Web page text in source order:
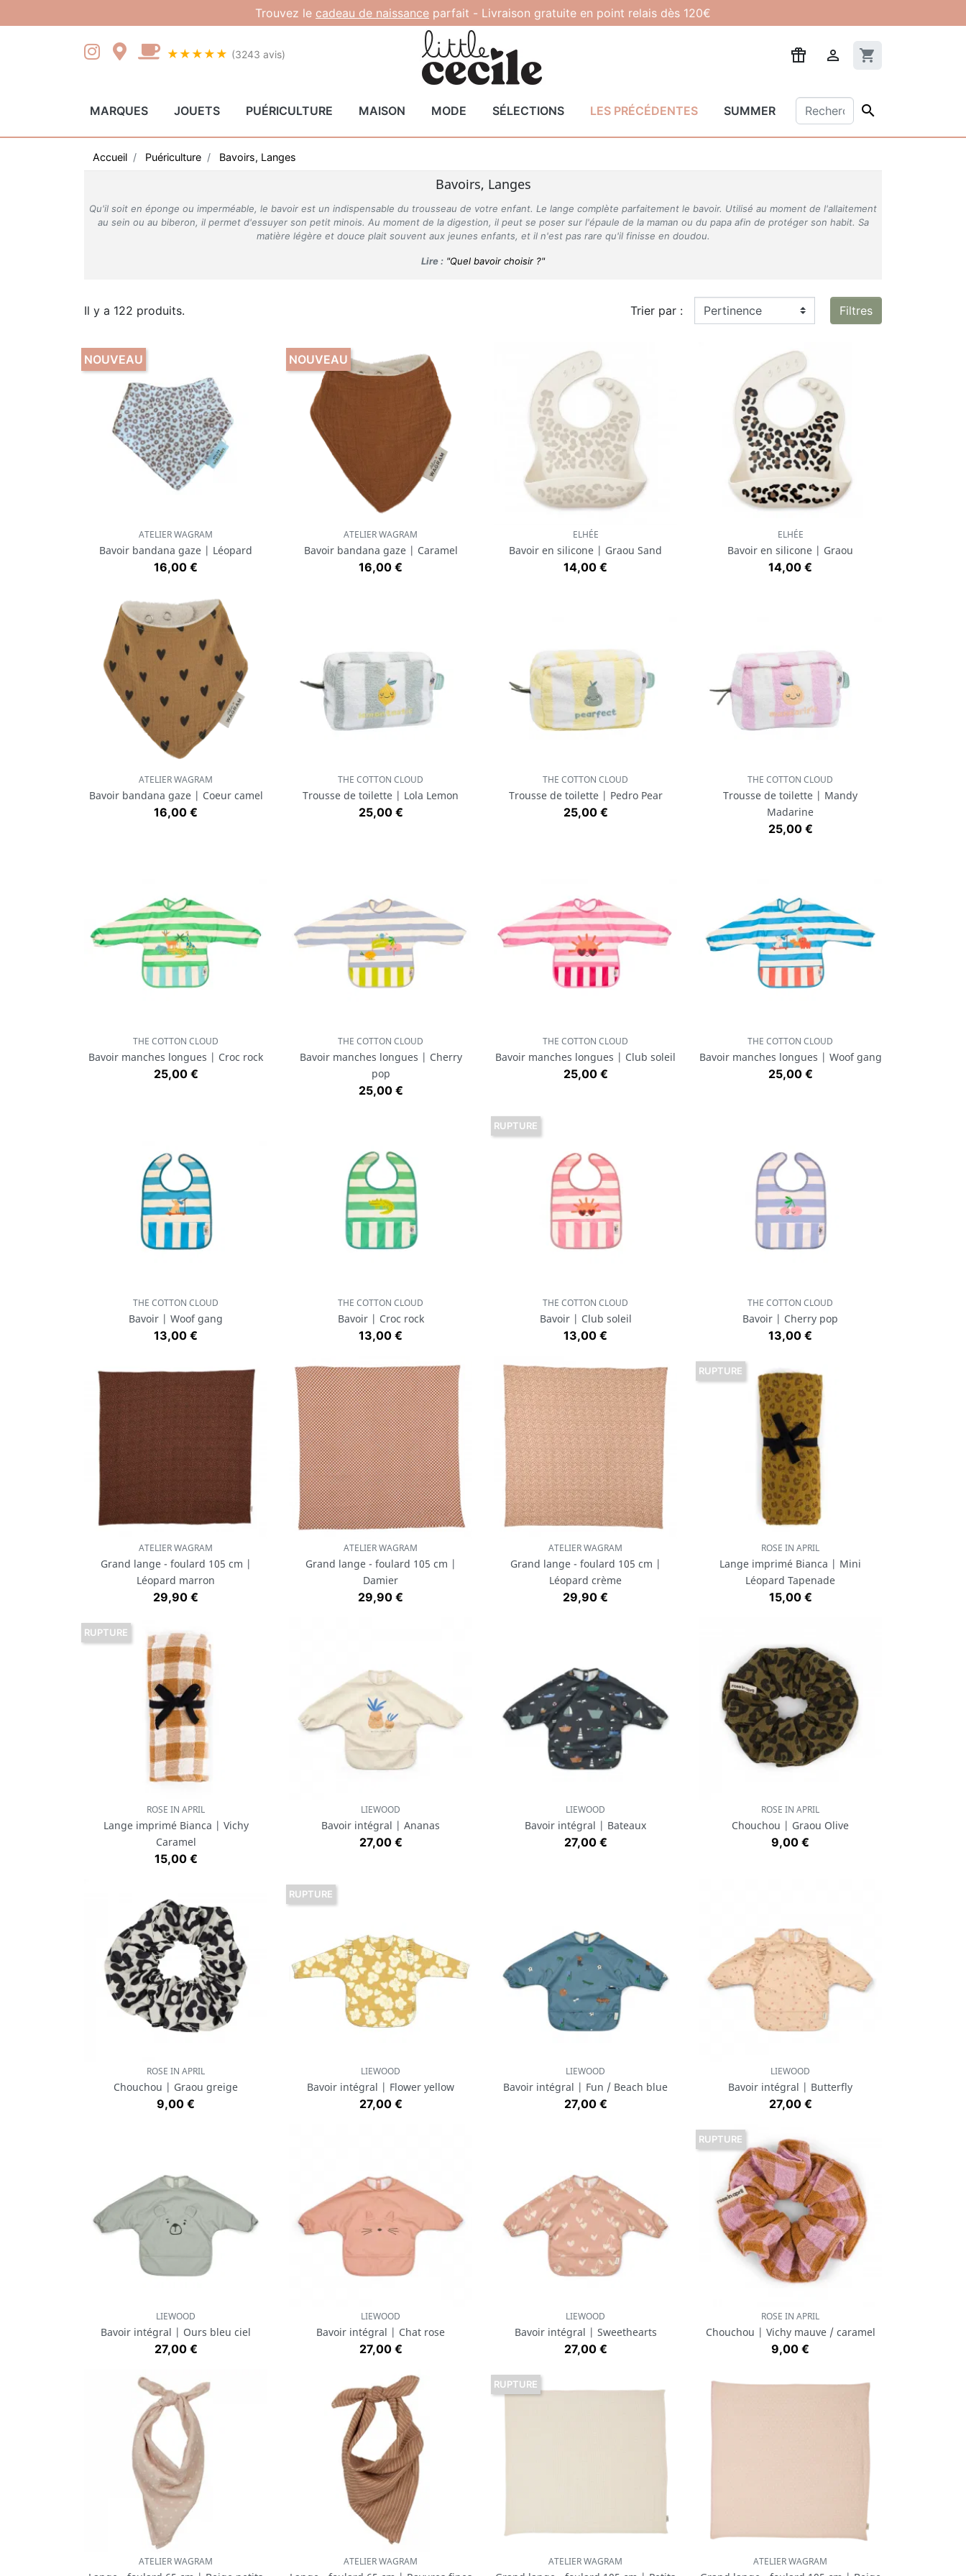
Trouvez le cadeau de naissance parfait - Livraison gratuite en point relais dès 120€
★★★★★ (3243 avis)  shopping_cart
MARQUES JOUETS PUÉRICULTURE MAISON MODE SÉLECTIONS LES PRÉCÉDENTES SUMMER 
Accueil Puériculture Bavoirs, Langes
Bavoirs, Langes
Qu'il soit en éponge ou imperméable, le bavoir est un indispensable du trousseau de votre enfant. Le lange complète parfaitement le bavoir. Utilisé au moment de l'allaitement
au sein ou au biberon, il permet d'essuyer son petit minois. Au moment de la digestion, il peut se poser sur l'épaule de la maman ou du papa afin de protéger son habit. Sa
matière légère et douce plait souvent aux jeunes enfants, et il n'est pas rare qu'il finisse en doudou.
Lire : "Quel bavoir choisir ?"
Il y a 122 produits. Trier par : Filtres
Aperçu rapide
ATELIER WAGRAM
Bavoir bandana gaze | Léopard
Prix
16,00 €
NOUVEAU
Aperçu rapide
ATELIER WAGRAM
Bavoir bandana gaze | Caramel
Prix
16,00 €
NOUVEAU
Aperçu rapide
ELHÉE
Bavoir en silicone | Graou Sand
Prix
14,00 €
Aperçu rapide
ELHÉE
Bavoir en silicone | Graou
Prix
14,00 €
Aperçu rapide
ATELIER WAGRAM
Bavoir bandana gaze | Coeur camel
Prix
16,00 €
Aperçu rapide
THE COTTON CLOUD
Trousse de toilette | Lola Lemon
Prix
25,00 €
Aperçu rapide
THE COTTON CLOUD
Trousse de toilette | Pedro Pear
Prix
25,00 €
Aperçu rapide
THE COTTON CLOUD
Trousse de toilette | Mandy
Madarine
Prix
25,00 €
Aperçu rapide
THE COTTON CLOUD
Bavoir manches longues | Croc rock
Prix
25,00 €
Aperçu rapide
THE COTTON CLOUD
Bavoir manches longues | Cherry
pop
Prix
25,00 €
Aperçu rapide
THE COTTON CLOUD
Bavoir manches longues | Club soleil
Prix
25,00 €
Aperçu rapide
THE COTTON CLOUD
Bavoir manches longues | Woof gang
Prix
25,00 €
Aperçu rapide
THE COTTON CLOUD
Bavoir | Woof gang
Prix
13,00 €
Aperçu rapide
THE COTTON CLOUD
Bavoir | Croc rock
Prix
13,00 €
Aperçu rapide
THE COTTON CLOUD
Bavoir | Club soleil
Prix
13,00 €
RUPTURE
Aperçu rapide
THE COTTON CLOUD
Bavoir | Cherry pop
Prix
13,00 €
Aperçu rapide
ATELIER WAGRAM
Grand lange - foulard 105 cm |
Léopard marron
Prix
29,90 €
Aperçu rapide
ATELIER WAGRAM
Grand lange - foulard 105 cm |
Damier
Prix
29,90 €
Aperçu rapide
ATELIER WAGRAM
Grand lange - foulard 105 cm |
Léopard crème
Prix
29,90 €
Aperçu rapide
ROSE IN APRIL
Lange imprimé Bianca | Mini
Léopard Tapenade
Prix
15,00 €
RUPTURE
Aperçu rapide
ROSE IN APRIL
Lange imprimé Bianca | Vichy
Caramel
Prix
15,00 €
RUPTURE
Aperçu rapide
LIEWOOD
Bavoir intégral | Ananas
Prix
27,00 €
Aperçu rapide
LIEWOOD
Bavoir intégral | Bateaux
Prix
27,00 €
Aperçu rapide
ROSE IN APRIL
Chouchou | Graou Olive
Prix
9,00 €
Aperçu rapide
ROSE IN APRIL
Chouchou | Graou greige
Prix
9,00 €
Aperçu rapide
LIEWOOD
Bavoir intégral | Flower yellow
Prix
27,00 €
RUPTURE
Aperçu rapide
LIEWOOD
Bavoir intégral | Fun / Beach blue
Prix
27,00 €
Aperçu rapide
LIEWOOD
Bavoir intégral | Butterfly
Prix
27,00 €
Aperçu rapide
LIEWOOD
Bavoir intégral | Ours bleu ciel
Prix
27,00 €
Aperçu rapide
LIEWOOD
Bavoir intégral | Chat rose
Prix
27,00 €
Aperçu rapide
LIEWOOD
Bavoir intégral | Sweethearts
Prix
27,00 €
Aperçu rapide
ROSE IN APRIL
Chouchou | Vichy mauve / caramel
Prix
9,00 €
RUPTURE
Aperçu rapide
ATELIER WAGRAM Aperçu rapide
ATELIER WAGRAM Aperçu rapide
ATELIER WAGRAM
RUPTURE
Aperçu rapide
ATELIER WAGRAM